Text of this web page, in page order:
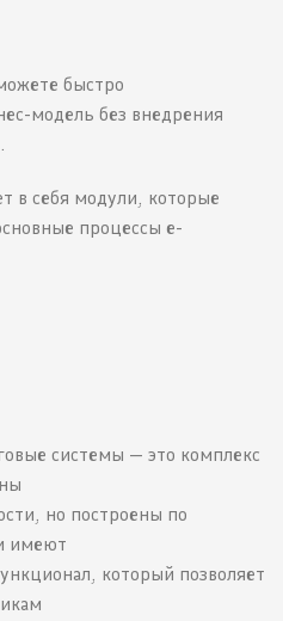
быстро
модель без внедрения
в себя модули, которые
процессы e-
системы — это комплекс
но построены по
имеют
который позволяет